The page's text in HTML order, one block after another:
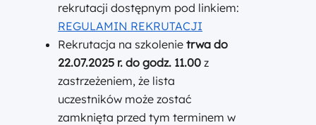
rekrutacji dostępnym pod linkiem:
REGULAMIN REKRUTACJI
Rekrutacja na szkolenie trwa do
22.07.2025 r. do godz. 11.00 z
zastrzeżeniem, że lista
uczestników może zostać
zamknięta przed tym terminem w